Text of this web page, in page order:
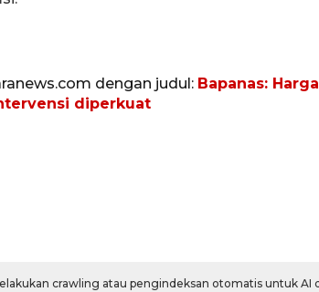
dengan judul: Bapanas:
diperkuat
crawling atau pengindeksan otomatis untuk AI